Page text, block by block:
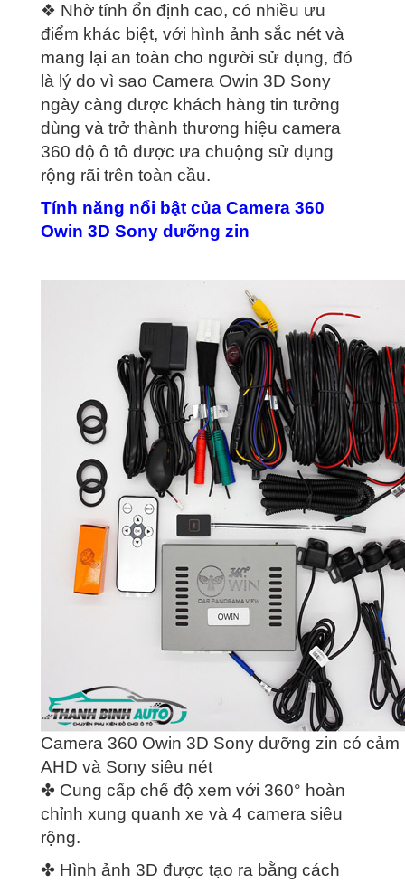
❖ Nhờ tính ổn định cao, có nhiều ưu
điểm khác biệt, với hình ảnh sắc nét và
mang lại an toàn cho người sử dụng, đó
là lý do vì sao Camera Owin 3D Sony
ngày càng được khách hàng tin tưởng
dùng và trở thành thương hiệu camera
360 độ ô tô được ưa chuộng sử dụng
rộng rãi trên toàn cầu.
Tính năng nổi bật của Camera 360
Owin 3D Sony dưỡng zin
Camera 360 Owin 3D Sony dưỡng zin có cảm
AHD và Sony siêu nét
✤ Cung cấp chế độ xem với 360° hoàn
chỉnh xung quanh xe và 4 camera siêu
rộng.
✤ Hình ảnh 3D được tạo ra bằng cách